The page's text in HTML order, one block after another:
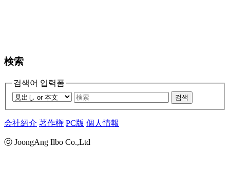
検索
검색어 입력폼
검색
会社紹介 著作権 PC版 個人情報
ⓒ JoongAng Ilbo Co.,Ltd